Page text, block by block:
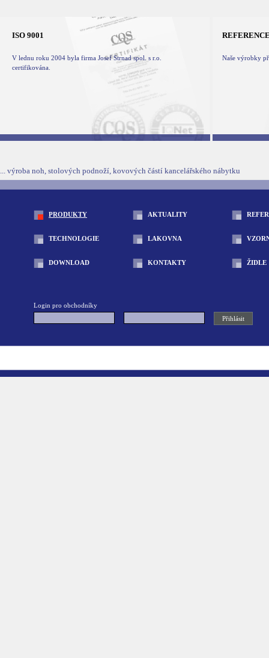
ISO 9001
V lednu roku 2004 byla firma Josef Strnad spol. s r.o.
certifikována.
Naše výrobky
... výroba noh, stolových podnoží, kovových částí kancelářského nábytku
PRODUKTY AKTUALITY
TECHNOLOGIE LAKOVNA
DOWNLOAD KONTAKTY ŽIDLE
Login pro obchodníky